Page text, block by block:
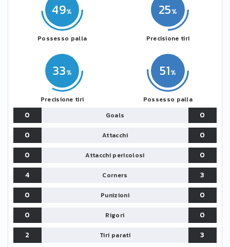
49
Possesso palla
33
Precisione tiri
51
Possesso palla
25
Precisione tiri
0 Goals
0
0
Attacchi
0
0
Attacchi pericolosi
0
4
Corners
3
0
Punizioni
0
0
Rigori
0
2
Tiri parati 3